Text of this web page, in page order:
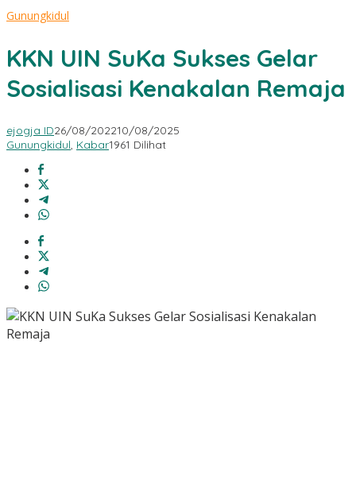
Gunungkidul
KKN UIN SuKa Sukses Gelar
Sosialisasi Kenakalan Remaja
ejogja ID26/08/202210/08/2025
Gunungkidul, Kabar1961 Dilihat